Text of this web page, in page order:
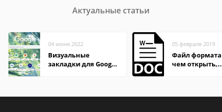
Актуальные статьи
04 июня 2022
Визуальные
закладки для Google
05 февраля 2019
Файл формата
чем открыть,